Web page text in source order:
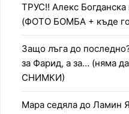
ТРУС!! Алекс
(ФОТО БОМБА + къде го
Защо лъга до
за Фарид, а за… (няма
СНИМКИ)
Мара седяла до Ламин